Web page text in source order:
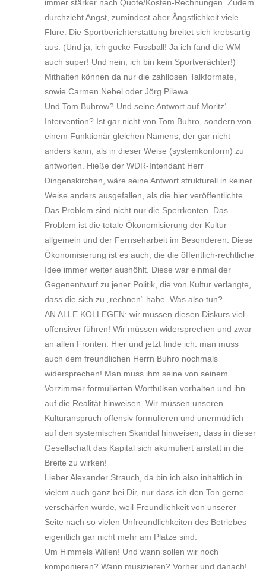
immer stärker nach Quote/Kosten-Rechnungen. Zudem
durchzieht Angst, zumindest aber Ängstlichkeit viele
Flure. Die Sportberichterstattung breitet sich krebsartig
aus. (Und ja, ich gucke Fussball! Ja ich fand die WM
auch super! Und nein, ich bin kein Sportverächter!)
Mithalten können da nur die zahllosen Talkformate,
sowie Carmen Nebel oder Jörg Pilawa.
Und Tom Buhrow? Und seine Antwort auf Moritz‘
Intervention? Ist gar nicht von Tom Buhro, sondern von
einem Funktionär gleichen Namens, der gar nicht
anders kann, als in dieser Weise (systemkonform) zu
antworten. Hieße der WDR-Intendant Herr
Dingenskirchen, wäre seine Antwort strukturell in keiner
Weise anders ausgefallen, als die hier veröffentlichte.
Das Problem sind nicht nur die Sperrkonten. Das
Problem ist die totale Ökonomisierung der Kultur
allgemein und der Fernseharbeit im Besonderen. Diese
Ökonomisierung ist es auch, die die öffentlich-rechtliche
Idee immer weiter aushöhlt. Diese war einmal der
Gegenentwurf zu jener Politik, die von Kultur verlangte,
dass die sich zu „rechnen“ habe. Was also tun?
AN ALLE KOLLEGEN: wir müssen diesen Diskurs viel
offensiver führen! Wir müssen widersprechen und zwar
an allen Fronten. Hier und jetzt finde ich: man muss
auch dem freundlichen Herrn Buhro nochmals
widersprechen! Man muss ihm seine von seinem
Vorzimmer formulierten Worthülsen vorhalten und ihn
auf die Realität hinweisen. Wir müssen unseren
Kulturanspruch offensiv formulieren und unermüdlich
auf den systemischen Skandal hinweisen, dass in dieser
Gesellschaft das Kapital sich akumuliert anstatt in die
Breite zu wirken!
Lieber Alexander Strauch, da bin ich also inhaltlich in
vielem auch ganz bei Dir, nur dass ich den Ton gerne
verschärfen würde, weil Freundlichkeit von unserer
Seite nach so vielen Unfreundlichkeiten des Betriebes
eigentlich gar nicht mehr am Platze sind.
Um Himmels Willen! Und wann sollen wir noch
komponieren? Wann musizieren? Vorher und danach!